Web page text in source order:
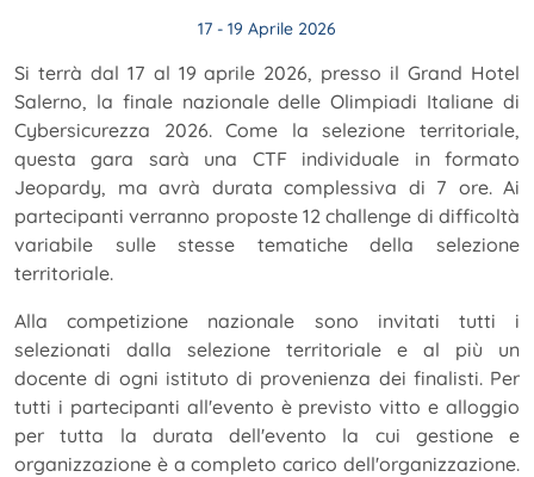
17 - 19 Aprile 2026
Si terrà dal 17 al 19 aprile 2026, presso il Grand Hotel
Salerno, la finale nazionale delle Olimpiadi Italiane di
Cybersicurezza 2026. Come la selezione territoriale,
questa gara sarà una CTF individuale in formato
Jeopardy, ma avrà durata complessiva di 7 ore. Ai
partecipanti verranno proposte 12 challenge di difficoltà
variabile sulle stesse tematiche della selezione
territoriale.
Alla competizione nazionale sono invitati tutti i
selezionati dalla selezione territoriale e al più un
docente di ogni istituto di provenienza dei finalisti. Per
tutti i partecipanti all'evento è previsto vitto e alloggio
per tutta la durata dell'evento la cui gestione e
organizzazione è a completo carico dell'organizzazione.